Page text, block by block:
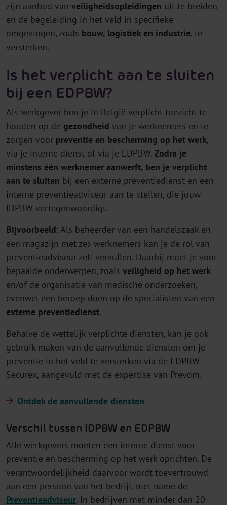
zijn aanbod van veiligheidsopleidingen uit te breiden
en de begeleiding in het veld in specifieke
omgevingen, zoals bouw, logistiek en industrie, te
versterken.
Is het verplicht aan te sluiten
bij een EDPBW?
Als werkgever ben je in België verplicht toezicht te
houden op de gezondheid van je werknemers en te
zorgen voor preventie en bescherming op het werk,
via je interne dienst of via je EDPBW. Zodra je
minstens één werknemer aanwerft, ben je verplicht
aan te sluiten bij een externe preventiedienst en een
interne preventieadviseur aan te stellen, die jouw
IDPBW vertegenwoordigt.
Bijvoorbeeld: Als beheerder van een handelszaak en
een magazijn met zes werknemers kan je de rol van
preventieadviseur zelf vervullen. Daarbij moet je voor
bepaalde onderwerpen, zoals veiligheid op het werk
en/of de organisatie van medische onderzoeken,
evenwel een beroep doen op de specialisten van een
externe preventiedienst.
Behalve de wettelijk verplichte diensten, kan je ook
gebruik maken van de aanvullende diensten om je
preventie in het veld te versterken via de EDPBW
Securex, aangevuld met de expertise van Prevom.
Ontdek de aanvullende diensten
Verschil tussen IDPBW en EDPBW
Alle werkgevers moeten een interne dienst voor
preventie en bescherming op het werk oprichten. De
verantwoordelijkheid daarvoor wordt toevertrouwd
aan een persoon van het bedrijf, met name de
Preventieadviseur. In bedrijven met minder dan 20